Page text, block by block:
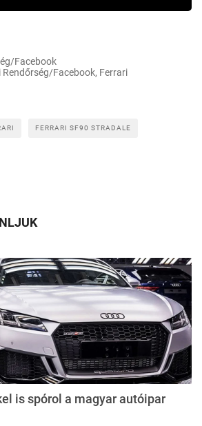
Facebook
Rendőrség/Facebook, Ferrari
FERRARI SF90 STRADALE
is spórol a magyar autóipar